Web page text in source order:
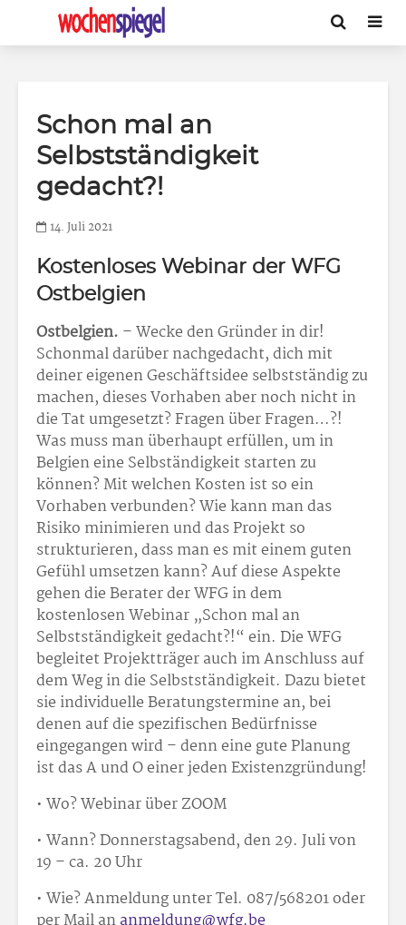
Schon mal an
Selbstständigkeit
gedacht?!
14. Juli 2021
Kostenloses Webinar der WFG
Ostbelgien
Ostbelgien. – Wecke den Gründer in dir!
Schonmal darüber nachgedacht, dich mit
deiner eigenen Geschäftsidee selbstständig zu
machen, dieses Vorhaben aber noch nicht in
die Tat umgesetzt? Fragen über Fragen…?!
Was muss man überhaupt erfüllen, um in
Belgien eine Selbständigkeit starten zu
können? Mit welchen Kosten ist so ein
Vorhaben verbunden? Wie kann man das
Risiko minimieren und das Projekt so
strukturieren, dass man es mit einem guten
Gefühl umsetzen kann? Auf diese Aspekte
gehen die Berater der WFG in dem
kostenlosen Webinar „Schon mal an
Selbstständigkeit gedacht?!“ ein. Die WFG
begleitet Projektträger auch im Anschluss auf
dem Weg in die Selbstständigkeit. Dazu bietet
sie individuelle Beratungstermine an, bei
denen auf die spezifischen Bedürfnisse
eingegangen wird – denn eine gute Planung
ist das A und O einer jeden Existenzgründung!
• Wo? Webinar über ZOOM
• Wann? Donnerstagsabend, den 29. Juli von
19 – ca. 20 Uhr
• Wie? Anmeldung unter Tel. 087/568201 oder